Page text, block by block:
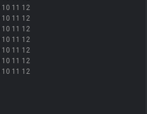
10 11 12
10 11 12
10 11 12
10 11 12
10 11 12
10 11 12
10 11 12